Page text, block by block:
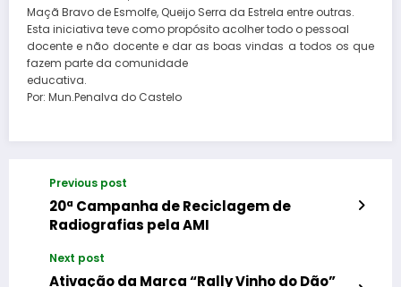
Maçã Bravo de Esmolfe, Queijo Serra da Estrela entre outras.
Esta iniciativa teve como propósito acolher todo o pessoal
docente e não docente e dar as boas vindas a todos os que
fazem parte da comunidade
educativa.
Por: Mun.Penalva do Castelo
Previous post
20ª Campanha de Reciclagem de
Radiografias pela AMI
Next post
Ativação da Marca “Rally Vinho do Dão”